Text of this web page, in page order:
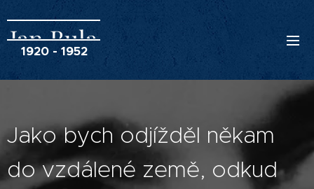
Jan Bula
1920 - 1952
Jako bych odjížděl někam
do vzdálené země, odkud